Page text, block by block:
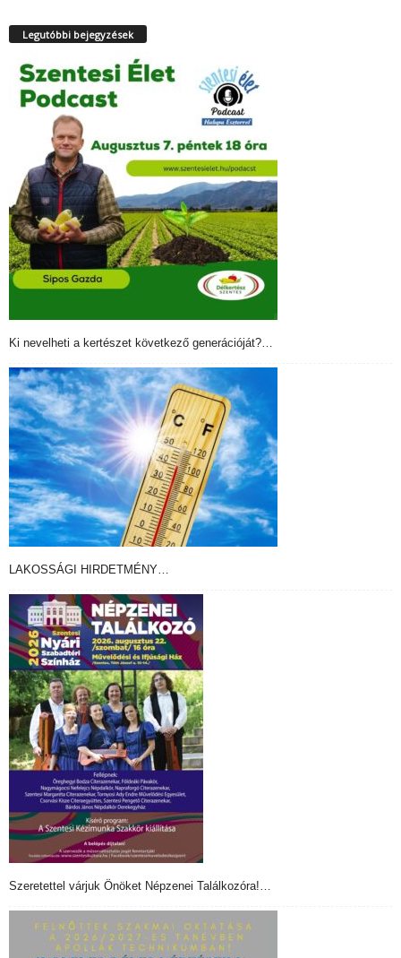
Legutóbbi bejegyzések
Ki nevelheti a kertészet következő generációját?…
LAKOSSÁGI HIRDETMÉNY…
Szeretettel várjuk Önöket Népzenei Találkozóra!…